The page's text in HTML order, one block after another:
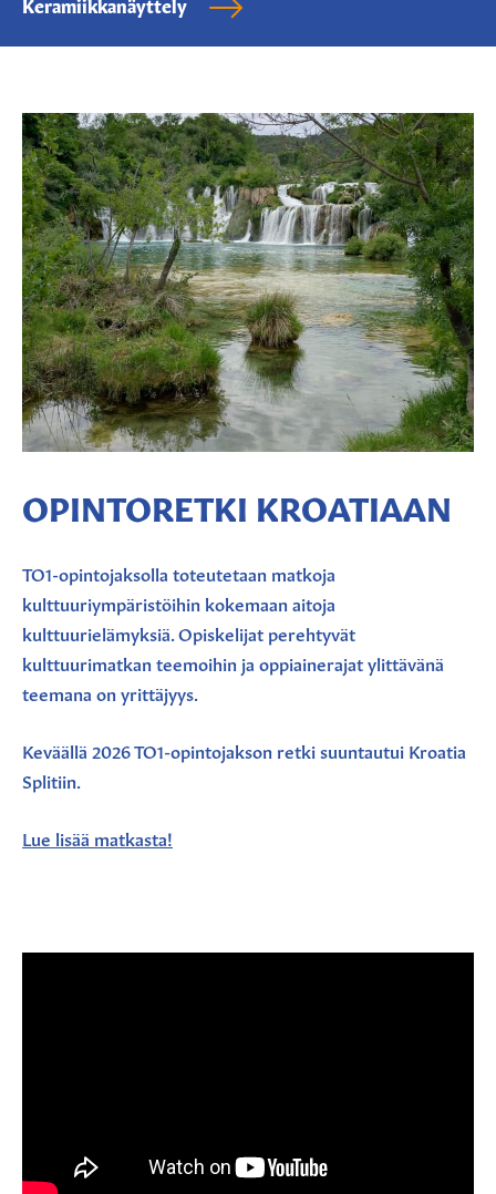
OPINTORETKI KROATIAAN
TO1-opintojaksolla toteutetaan matkoja
kulttuuriympäristöihin kokemaan aitoja
kulttuurielämyksiä. Opiskelijat perehtyvät
kulttuurimatkan teemoihin ja oppiainerajat ylittävänä
teemana on yrittäjyys.
Keväällä 2026 TO1-opintojakson retki suuntautui Kroatia
Splitiin.
Lue lisää matkasta!